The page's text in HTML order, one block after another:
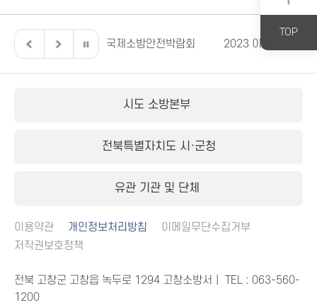
TOP
스 119안전교육 국제소방안전박람회 2023 이렇게 달라집
시도 소방본부
전북특별자치도 시·군청
유관 기관 및 단체
이용약관 개인정보처리방침
이메일무단수집거부
저작권보호정책
전북 고창군 고창읍 녹두로 1294 고창소방서｜ TEL : 063-560-
1200